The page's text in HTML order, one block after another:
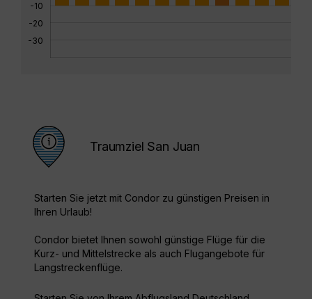
-10
-20
-30
Traumziel San Juan
Starten Sie jetzt mit Condor zu günstigen Preisen in
Ihren Urlaub!
Condor bietet Ihnen sowohl günstige Flüge für die
Kurz- und Mittelstrecke als auch Flugangebote für
Langstreckenflüge.